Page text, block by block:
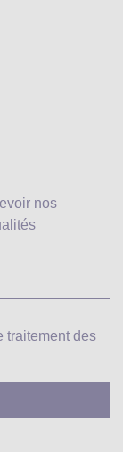
nos
traitement des